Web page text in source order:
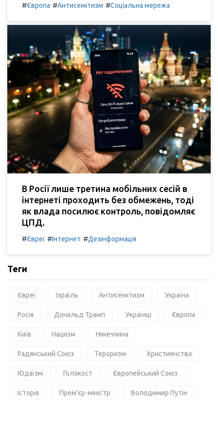
#Європа #Антисемітизм #Соціальна мережа
В Росії лише третина мобільних сесій в
інтернеті проходить без обмежень, тоді
як влада посилює контроль, повідомляє
ЦПД.
#Євреї #Інтернет #Дезінформація
Теги
Євреї Ізраїль Антисемітизм Україна
Росія Дональд Трамп Українці Європа
Київ Нацизм Німеччина
Радянський Союз Тероризм Християнство
Юдаїзм Голокост Європейський Союз
Історія Прем'єр-міністр Володимир Путін